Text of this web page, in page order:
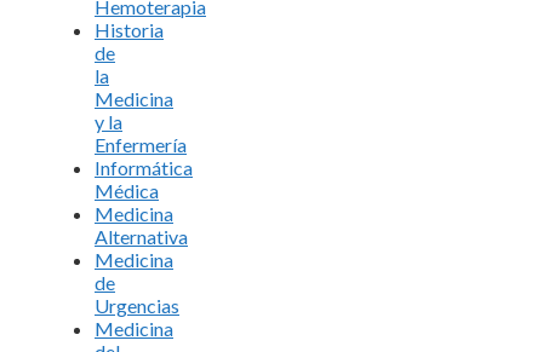
Hemoterapia
Historia
de
la
Medicina
y la
Enfermería
Informática
Médica
Medicina
Alternativa
Medicina
de
Urgencias
Medicina